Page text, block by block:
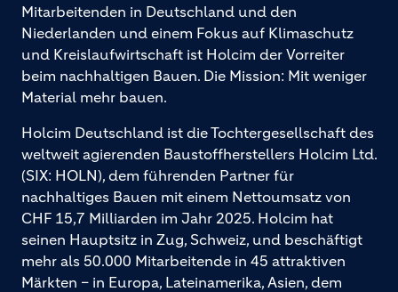
Mitarbeitenden in Deutschland und den
Niederlanden und einem Fokus auf Klimaschutz
und Kreislaufwirtschaft ist Holcim der Vorreiter
beim nachhaltigen Bauen. Die Mission: Mit weniger
Material mehr bauen.
Holcim Deutschland ist die Tochtergesellschaft des
weltweit agierenden Baustoffherstellers Holcim Ltd.
(SIX: HOLN), dem führenden Partner für
nachhaltiges Bauen mit einem Nettoumsatz von
CHF 15,7 Milliarden im Jahr 2025. Holcim hat
seinen Hauptsitz in Zug, Schweiz, und beschäftigt
mehr als 50.000 Mitarbeitende in 45 attraktiven
Märkten – in Europa, Lateinamerika, Asien, dem